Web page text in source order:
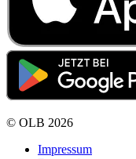
© OLB 2026
Impressum